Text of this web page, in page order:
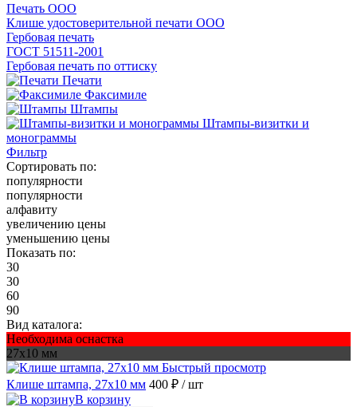
Печать ООО
Клише удостоверительной печати ООО
Гербовая печать
ГОСТ 51511-2001
Гербовая печать по оттиску
Печати
Факсимиле
Штампы
Штампы-визитки и
монограммы
Фильтр
Сортировать по:
популярности
популярности
алфавиту
увеличению цены
уменьшению цены
Показать по:
30
30
60
90
Вид каталога:
Необходима оснастка
27х10 мм
Быстрый просмотр
Клише штампа, 27х10 мм 400 ₽ / шт
В корзину